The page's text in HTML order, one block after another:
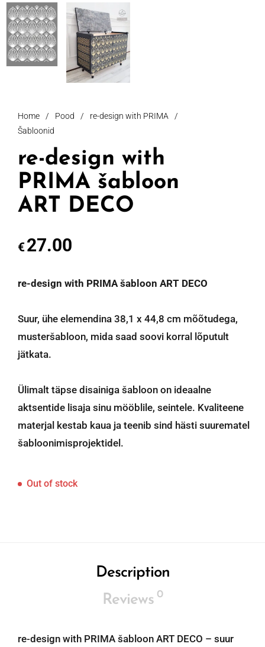
Home / Pood / re-design with PRIMA
/
Šabloonid
re-design with
PRIMA šabloon
ART DECO
€27.00
re-design with PRIMA šabloon ART DECO
Suur, ühe elemendina 38,1 x 44,8 cm mõõtudega,
musteršabloon, mida saad soovi korral lõputult
jätkata.
Ülimalt täpse disainiga šabloon on ideaalne
aktsentide lisaja sinu mööblile, seintele. Kvaliteene
materjal kestab kaua ja teenib sind hästi suurematel
šabloonimisprojektidel.
Out of stock
Description
Reviews 0
re-design with PRIMA šabloon ART DECO – suur